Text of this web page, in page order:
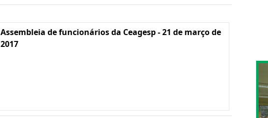
Assembleia de funcionários da Ceagesp - 21 de março de
2017